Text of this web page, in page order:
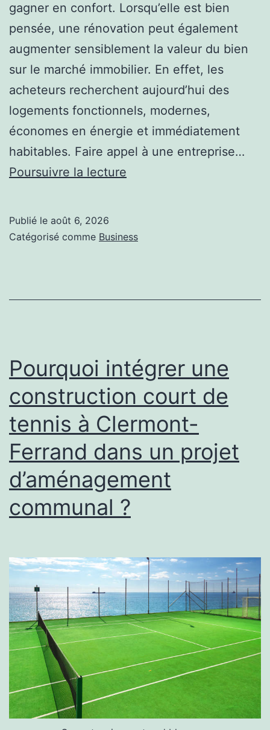
gagner en confort. Lorsqu’elle est bien
pensée, une rénovation peut également
augmenter sensiblement la valeur du bien
sur le marché immobilier. En effet, les
acheteurs recherchent aujourd’hui des
logements fonctionnels, modernes,
économes en énergie et immédiatement
habitables. Faire appel à une entreprise…
Poursuivre la lecture
de
augmenter
la
valeur
de
votre
maison
grâce
à
une
de
qualité
?
Publié le août 6, 2026
Catégorisé comme Business
Pourquoi intégrer une
construction court de
tennis à Clermont-
Ferrand dans un projet
d’aménagement
communal ?